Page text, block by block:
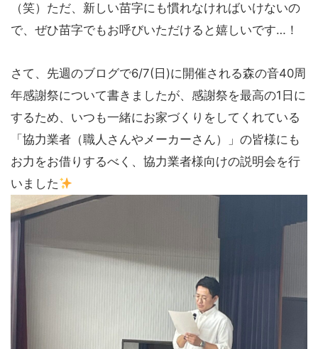
（笑）ただ、新しい苗字にも慣れなければいけないの
で、ぜひ苗字でもお呼びいただけると嬉しいです…！
さて、先週のブログで6/7(日)に開催される森の音40周
年感謝祭について書きましたが、感謝祭を最高の1日に
するため、いつも一緒にお家づくりをしてくれている
「協力業者（職人さんやメーカーさん）」の皆様にも
お力をお借りするべく、協力業者様向けの説明会を行
いました